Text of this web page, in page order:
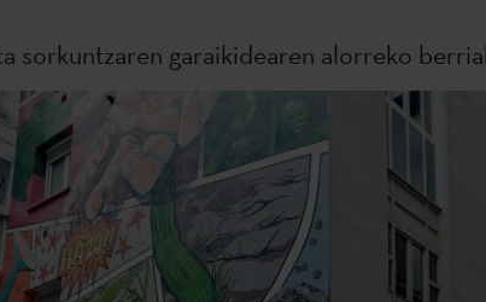
sorkuntzaren garaikidearen alorreko